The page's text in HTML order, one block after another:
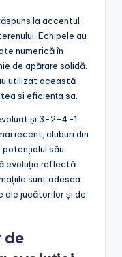
la accentul
Echipele au
numerică în
de apărare solidă.
utilizat această
și eficiența sa.
și 3-2-4-1,
recent, cluburi din
său
evoluție reflectă
sunt adesea
ale jucătorilor și de
de